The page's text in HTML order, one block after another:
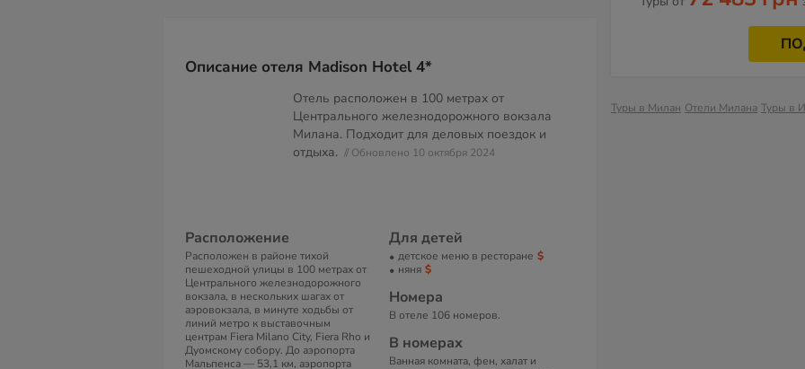
Описание отеля Madison Hotel 4*
Отель расположен в 100 метрах от
Центрального железнодорожного вокзала
Милана. Подходит для деловых поездок и
отдыха. // Обновлено 10 октября 2024
Расположение
Расположен в районе тихой
пешеходной улицы в 100 метрах от
Центрального железнодорожного
вокзала, в нескольких шагах от
аэровокзала, в минуте ходьбы от
линий метро к выставочным
центрам Fiera Milano City, Fiera Rho и
Дуомскому собору. До аэропорта
Мальпенса — 53,1 км, аэропорта
Для детей
детское меню в ресторане
няня
Номера
В отеле 106 номеров.
В номерах
Ванная комната, фен, халат и
Туры в Милан Отели Милана Туры в